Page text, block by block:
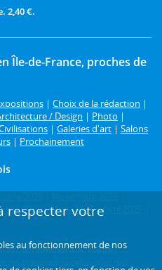
2,40 €.
Île-de-France, proches de
| Choix de la rédaction |
/ Design | Photo |
| Galeries d'art | Salons
| Prochainement
2027|Mars 2027|Avril 2027
art contemporain, mode,
présente le calendrier des
respecter votre
au fonctionnement de nos